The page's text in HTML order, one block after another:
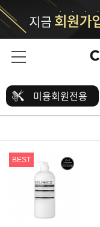
미용회원전용
BEST